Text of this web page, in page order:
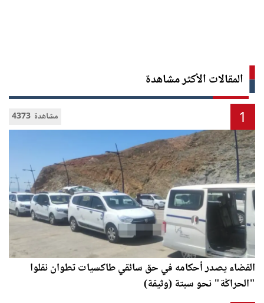
المقالات الأكثر مشاهدة
4373 مشاهدة 1
القضاء يصدر أحكامه في حق سائقي طاكسيات تطوان نقلوا
"الحراݣة" نحو سبتة (وثيقة)